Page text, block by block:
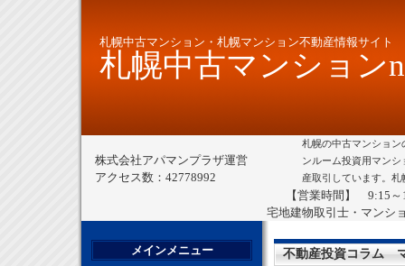
札幌中古マンション・札幌マンション不動産情報サイト
札幌中古マンション
株式会社アパマンプラザ運営
アクセス数：42778992
札幌の中古マンショ
ンルーム投資用マン
産取引しています。
【営業時間】 9:15
宅地建物取引士・マンシ
不動産投資コラム
メインメニュー